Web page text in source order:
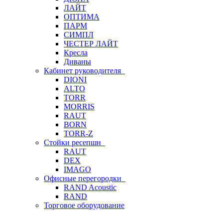
ЛАЙТ
ОПТИМА
ПАРМ
СИМПЛ
ЧЕСТЕР ЛАЙТ
Кресла
Диваны
Кабинет руководителя
DIONI
ALTO
TORR
MORRIS
RAUT
BORN
TORR-Z
Стойки ресепшн
RAUT
DEX
IMAGO
Офисные перегородки
RAND Acoustic
RAND
Торговое оборудование